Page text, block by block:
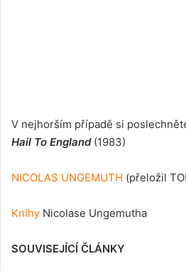
V nejhorším případě si
Hail To England(1983)
NICOLAS UNGEMUTH (přeložil
Knihy Nicolase Ungemutha
SOUVISEJÍCÍ ČLÁNKY